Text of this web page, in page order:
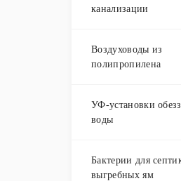
канализации
Воздуховоды из
полипропилена
УФ-установки
воды
Бактерии для
выгребных ям